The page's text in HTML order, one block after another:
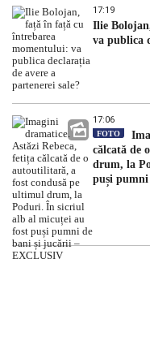
17:19
Ilie
va publica
17:06
FOTO
călcată de
drum, la
puși